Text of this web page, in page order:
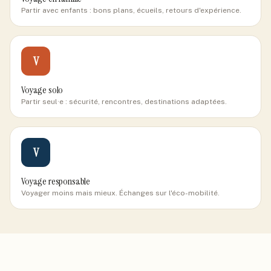
Partir avec enfants : bons plans, écueils, retours d'expérience.
V
Voyage solo
Partir seul·e : sécurité, rencontres, destinations adaptées.
V
Voyage responsable
Voyager moins mais mieux. Échanges sur l'éco-mobilité.